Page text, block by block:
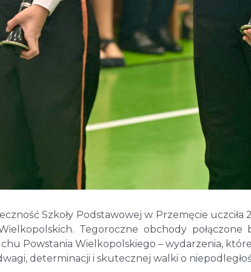
Szkoły Podstawowej w Przemęcie
Tegoroczne obchody połączone
Powstania Wielkopolskiego – wydarzenia, które
determinacji i skutecznej walki o